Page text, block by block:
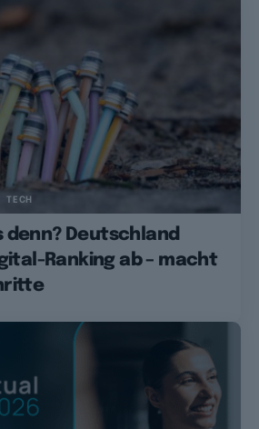
TECH
denn? Deutschland
Ranking ab – macht